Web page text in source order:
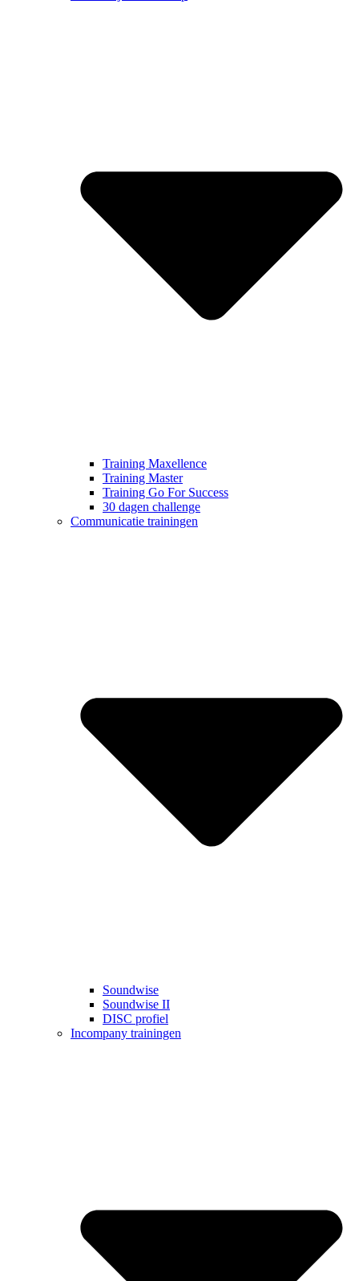
Training Maxellence
Training Master
Training Go For Success
30 dagen challenge
Communicatie trainingen
Soundwise
Soundwise II
DISC profiel
Incompany trainingen